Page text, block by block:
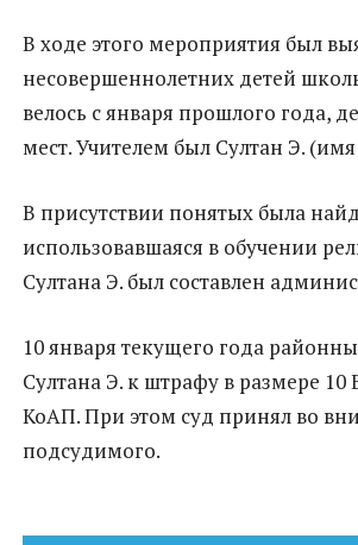
В ходе этого мероприятия был
несовершеннолетних детей
велось с января прошлого года,
мест. Учителем был Султан Э.
В присутствии понятых была
использовавшаяся в обучении
Султана Э. был составлен
10 января текущего года
Султана Э. к штрафу в размере 10
КоАП. При этом суд принял во
подсудимого.